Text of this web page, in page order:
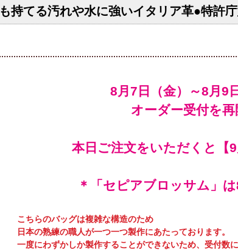
も持てる汚れや水に強いイタリア革●特許
オーダー受付を
本日ご注文をいただくと【
＊「セピアブロッサム」
こちらのバッグは複雑な構造のため
日本の熟練の職人が一つ一つ製作にあたっております。
一度にわずかしか製作することができないため、受付数に